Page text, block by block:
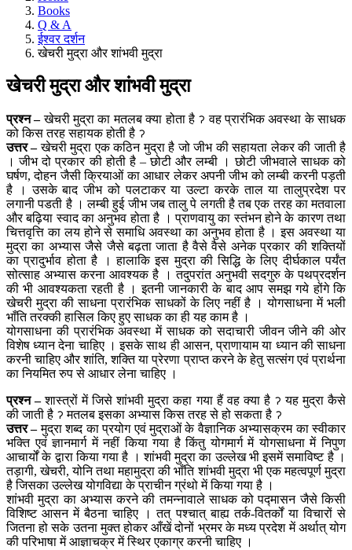
Books
Q & A
ईश्वर दर्शन
खेचरी मुद्रा और शांभवी मुद्रा
खेचरी मुद्रा और शांभवी मुद्रा
प्रश्न –खेचरी मुद्रा का मतलब क्या होता है ॽ वह प्रारंभिक अवस्था के साधक
को किस तरह सहायक होती है ॽ
उत्तर –खेचरी मुद्रा एक कठिन मुद्रा है जो जीभ की सहायता लेकर की जाती है
। जीभ दो प्रकार की होती है – छोटी और लम्बी । छोटी जीभवाले साधक को
घर्षण, दोहन जैसी क्रियाओं का आधार लेकर अपनी जीभ को लम्बी करनी पड़ती
है । उसके बाद जीभ को पलटाकर या उल्टा करके ताल या तालुप्रदेश पर
लगानी पडती है । लम्बी हुई जीभ जब तालु पे लगती है तब एक तरह का मतवाला
और बढ़िया स्वाद का अनुभव होता है । प्राणवायु का स्तंभन होने के कारण तथा
चित्तवृत्ति का लय होने से समाधि अवस्था का अनुभव होता है । इस अवस्था या
मुद्रा का अभ्यास जैसे जैसे बढ़ता जाता है वैसे वैसे अनेक प्रकार की शक्तियों
का प्रादुर्भाव होता है । हालाकि इस मुद्रा की सिद्धि के लिए दीर्घकाल पर्यंत
सोत्साह अभ्यास करना आवश्यक है । तदुपरांत अनुभवी सदगुरु के पथप्रदर्शन
की भी आवश्यकता रहती है । इतनी जानकारी के बाद आप समझ गये होंगे कि
खेचरी मुद्रा की साधना प्रारंभिक साधकों के लिए नहीं है । योगसाधना में भली
भाँति तरक्की हासिल किए हुए साधक का ही यह काम है ।
योगसाधना की प्रारंभिक अवस्था में साधक को सदाचारी जीवन जीने की ओर
विशेष ध्यान देना चाहिए । इसके साथ ही आसन, प्राणायाम या ध्यान की साधना
करनी चाहिए और शांति, शक्ति या प्रेरणा प्राप्त करने के हेतु सत्संग एवं प्रार्थना
का नियमित रुप से आधार लेना चाहिए ।
प्रश्न –शास्त्रों में जिसे शांभवी मुद्रा कहा गया हैं वह क्या है ॽ यह मुद्रा कैसे
की जाती है ॽ मतलब इसका अभ्यास किस तरह से हो सकता है ॽ
उत्तर –मुद्रा शब्द का प्रयोग एवं मुद्राओं के वैज्ञानिक अभ्यासक्रम का स्वीकार
भक्ति एवं ज्ञानमार्ग में नहीं किया गया है किंतु योगमार्ग में योगसाधना में निपुण
आचार्यों के द्वारा किया गया है । शांभवी मुद्रा का उल्लेख भी इसमें समाविष्ट है ।
तड़ागी, खेचरी, योनि तथा महामुद्रा की भाँति शांभवी मुद्रा भी एक महत्वपूर्ण मुद्रा
है जिसका उल्लेख योगविद्या के प्राचीन ग्रंथो में किया गया है ।
शांभवी मुद्रा का अभ्यास करने की तमन्नावाले साधक को पद्मासन जैसे किसी
विशिष्ट आसन में बैठना चाहिए । तत् पश्चात् बाह्य तर्क-वितर्कों या विचारों से
जितना हो सके उतना मुक्त होकर आँखें दोनों भ्रमर के मध्य प्रदेश में अर्थात् योग
की परिभाषा में आज्ञाचक्र में स्थिर एकाग्र करनी चाहिए ।